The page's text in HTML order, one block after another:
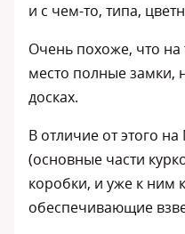
и с чем-то, типа,
Очень похоже, что
место полные замки,
досках.
В отличие от этого
(основные части
коробки, и уже к ним
обеспечивающие